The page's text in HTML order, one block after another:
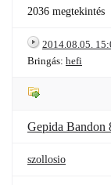
2036 megtekintés
2014.08.05.
Bringás: hefi
Gepida Bandon
szollosio